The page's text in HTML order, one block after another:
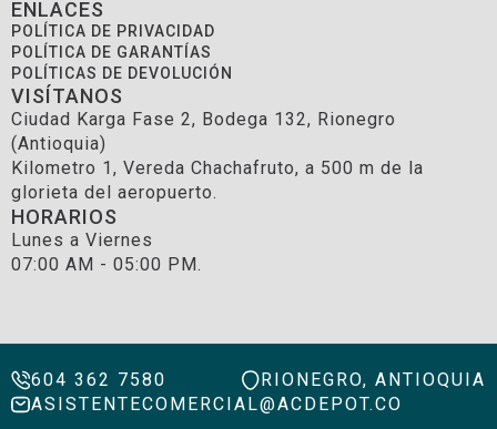
ENLACES
POLÍTICA DE PRIVACIDAD
POLÍTICA DE GARANTÍAS
POLÍTICAS DE DEVOLUCIÓN
VISÍTANOS
Ciudad Karga Fase 2, Bodega 132, Rionegro
(Antioquia)
Kilometro 1, Vereda Chachafruto, a 500 m de la
glorieta del aeropuerto.
HORARIOS
Lunes a Viernes
07:00 AM - 05:00 PM.
604 362 7580
RIONEGRO, ANTIOQUIA
ASISTENTECOMERCIAL@ACDEPOT.CO